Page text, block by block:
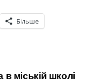
Більше
міській школі